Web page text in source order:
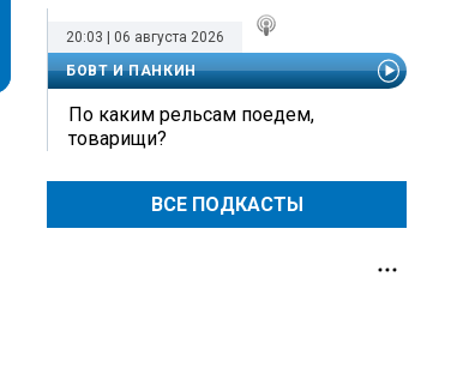
20:03 | 06 августа 2026
БОВТ И ПАНКИН
По каким рельсам поедем,
товарищи?
ВСЕ ПОДКАСТЫ